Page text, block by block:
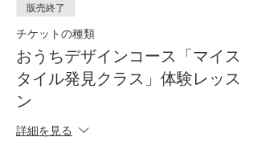
販売終了
チケットの種類
おうちデザインコース「マイス
タイル発見クラス」体験レッス
ン
詳細を見る